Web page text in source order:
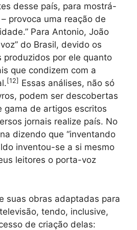
desse país, para mostrá-
provoca uma reação de
Para Antonio, João
do Brasil, devido os
produzidos por ele quanto
que condizem com a
[12] Essas análises, não só
podem ser descobertas
gama de artigos escritos
jornais realize país. No
dizendo que “inventando
inventou-se a si mesmo
leitores o porta-voz
suas obras adaptadas para
tendo, inclusive,
de criação delas: